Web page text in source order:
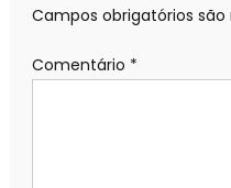
Campos obrigatórios
Comentário *